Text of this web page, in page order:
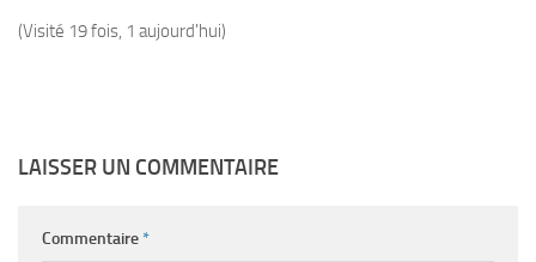
(Visité 19 fois, 1 aujourd'hui)
LAISSER UN COMMENTAIRE
Commentaire*